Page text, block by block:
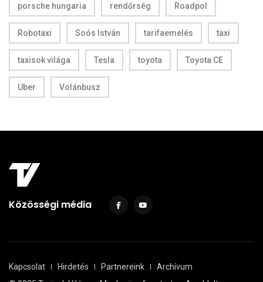
porsche hungaria rendőrség Roadpol
Robotaxi Soós István tarifaemelés taxi
taxisok világa Tesla toyota Toyota CE
Uber Volánbusz
Közösségi média
Kapcsolat Hirdetés Partnereink
Archívum